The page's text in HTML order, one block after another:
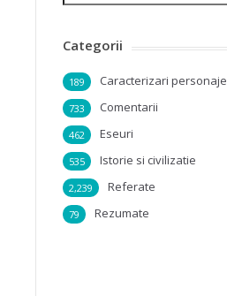
Categorii
Caracterizari personaje
189
Comentarii
733
Eseuri
462
Istorie si civilizatie
535
Referate
2,239
Rezumate
79